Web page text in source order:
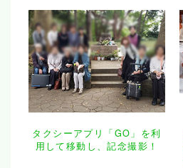
タクシーアプリ「GO」を利
用して移動し、記念撮影！